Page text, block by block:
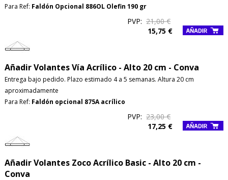
Para Ref: Faldón Opcional 886OL Olefin 190 gr
PVP: 21,00 €
15,75 €
Añadir Volantes Vía Acrílico - Alto 20 cm - Conva
Entrega bajo pedido. Plazo estimado 4 a 5 semanas. Altura 20 cm
aproximadamente
Para Ref: Faldón opcional 875A acrílico
PVP: 23,00 €
17,25 €
Añadir Volantes Zoco Acrílico Basic - Alto 20 cm -
Conva